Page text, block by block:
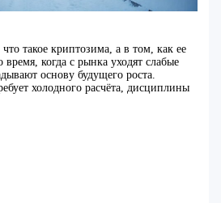
такое криптозима, а в том, как ее
когда с рынка уходят слабые
основу будущего роста.
холодного расчёта, дисциплины